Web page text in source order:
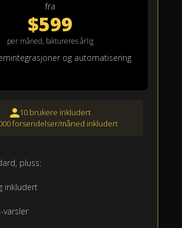
fra
$599
per måned, faktureres årlig
og automatisering
10 brukere inkludert
forsendelser/måned inkludert
pluss:
inkludert
varsler